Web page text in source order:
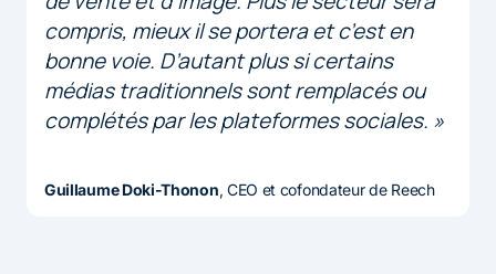
compris, mieux il se portera et c’est en
bonne voie. D’autant plus si certains
médias traditionnels sont remplacés ou
complétés par les plateformes sociales. »
Guillaume Doki-Thonon, CEO et cofondateur de Reech